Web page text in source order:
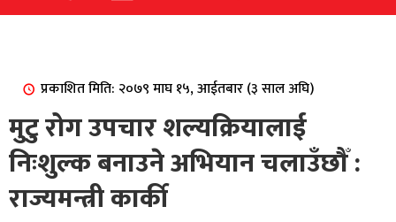
प्रकाशित मिति: २०७९ माघ १५, आईतबार (३ साल अघि)
मुटु रोग उपचार शल्यक्रियालाई
निःशुल्क बनाउने अभियान चलाउँछौँ :
राज्यमन्त्री कार्की